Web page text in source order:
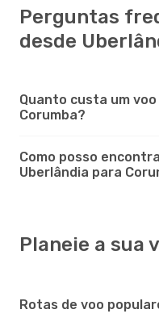
Perguntas
desde
Quanto custa um
Corumba?
Como posso
Uberlândia para
Planeie a sua
Rotas de voo